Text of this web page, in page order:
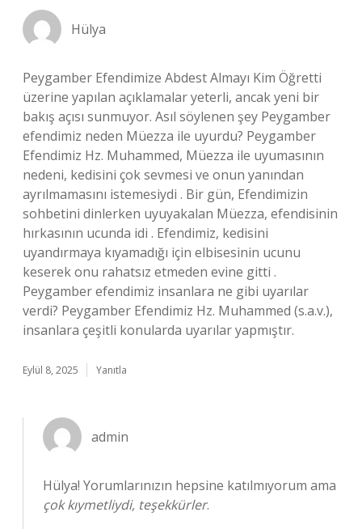
Hülya
Peygamber Efendimize Abdest Almayı Kim Öğretti
üzerine yapılan açıklamalar yeterli, ancak yeni bir
bakış açısı sunmuyor. Asıl söylenen şey Peygamber
efendimiz neden Müezza ile uyurdu? Peygamber
Efendimiz Hz. Muhammed, Müezza ile uyumasının
nedeni, kedisini çok sevmesi ve onun yanından
ayrılmamasını istemesiydi . Bir gün, Efendimizin
sohbetini dinlerken uyuyakalan Müezza, efendisinin
hırkasının ucunda idi . Efendimiz, kedisini
uyandırmaya kıyamadığı için elbisesinin ucunu
keserek onu rahatsız etmeden evine gitti .
Peygamber efendimiz insanlara ne gibi uyarılar
verdi? Peygamber Efendimiz Hz. Muhammed (s.a.v.),
insanlara çeşitli konularda uyarılar yapmıştır.
Eylül 8, 2025 Yanıtla
admin
Hülya! Yorumlarınızın hepsine katılmıyorum ama
çok kıymetliydi, teşekkürler.